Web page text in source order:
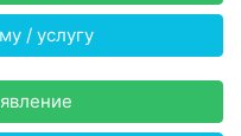
/ услугу